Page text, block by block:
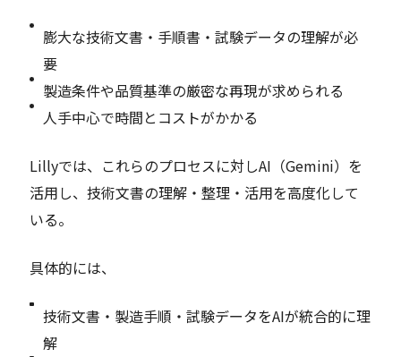
膨大な技術文書・手順書・試験データの理解が必
要
製造条件や品質基準の厳密な再現が求められる
人手中心で時間とコストがかかる
Lillyでは、これらのプロセスに対しAI（Gemini）を
活用し、技術文書の理解・整理・活用を高度化して
いる。
具体的には、
技術文書・製造手順・試験データをAIが統合的に理
解